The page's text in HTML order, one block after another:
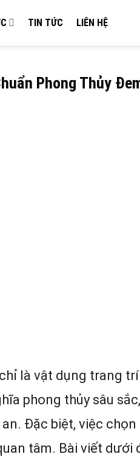
TIN TỨC LIÊN HỆ
Phong Thủy
là vật dụng trang
phong thủy sâu sắc,
Đặc biệt, việc chọn
tâm. Bài viết dưới